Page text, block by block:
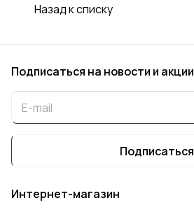
Назад к списку
Подписаться на новости и акции
Подписаться
Интернет-магазин